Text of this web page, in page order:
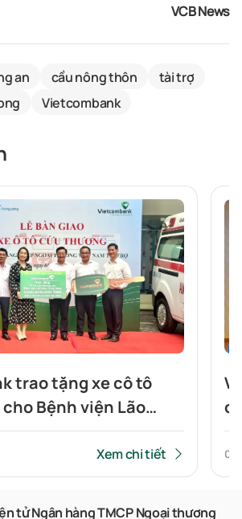
VCB News
an cầu nông thôn
tài trợ
Vietcombank
trao tặng xe cô tô
Bệnh viện Lão
Xem chi tiết
tử Ngân hàng TMCP Ngoại thương